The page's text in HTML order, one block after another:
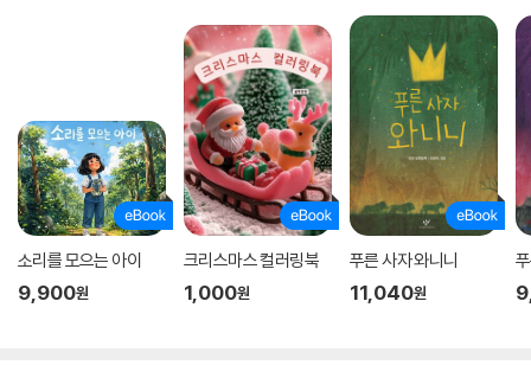
소리를 모으는 아이
9,900원
크리스마스 컬러링북
1,000원
푸른 사자 와니니
11,040원